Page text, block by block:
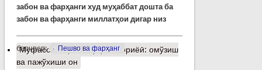
забон ва фарҳанги худ муҳаббат дошта ба
забон ва фарҳанги миллатҳои дигар низ
барчасп: Пешво ва фарҳанг
Муфассалтаро Фарҳанги ориёӣ: омўзиш
ва пажўхиши он